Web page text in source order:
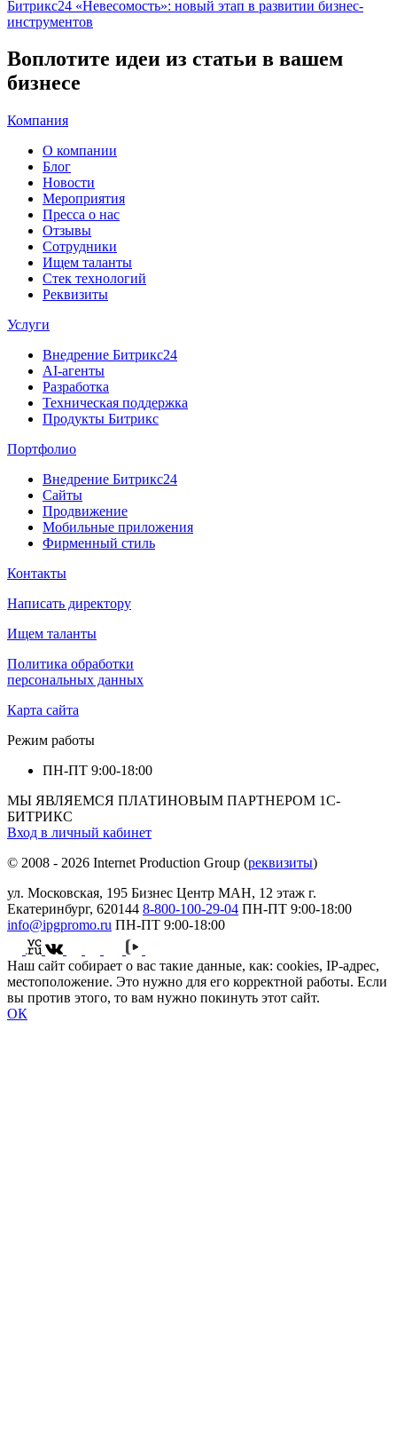
Битрикс24 «Невесомость»: новый этап в развитии бизнес-
инструментов
Воплотите идеи из статьи в вашем
бизнесе
Компания
О компании
Блог
Новости
Мероприятия
Пресса о нас
Отзывы
Сотрудники
Ищем таланты
Стек технологий
Реквизиты
Услуги
Внедрение Битрикс24
AI-агенты
Разработка
Техническая поддержка
Продукты Битрикс
Портфолио
Внедрение Битрикс24
Сайты
Продвижение
Мобильные приложения
Фирменный стиль
Контакты
Написать директору
Ищем таланты
Политика обработки
персональных данных
Карта сайта
Режим работы
ПН-ПТ 9:00-18:00
МЫ ЯВЛЯЕМСЯ ПЛАТИНОВЫМ ПАРТНЕРОМ 1С-
БИТРИКС
Вход в личный кабинет
© 2008 - 2026 Internet Production Group (реквизиты)
ул. Московская, 195 Бизнеc Центр МАН, 12 этаж г.
Екатеринбург, 620144 8-800-100-29-04 ПН-ПТ 9:00-18:00
info@ipgpromo.ru ПН-ПТ 9:00-18:00
Наш сайт собирает о вас такие данные, как: cookies, IP-адрес,
местоположение. Это нужно для его корректной работы. Если
вы против этого, то вам нужно покинуть этот сайт.
ОК